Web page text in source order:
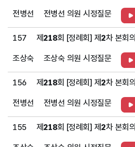
전병선 전병선 의원 시정질문
157 제 218회 [정례회] 제 2차 본회의
조상숙 조상숙 의원 시정질문
156 제 218회 [정례회] 제 2차 본회의
전병선 전병선 의원 시정질문
155 제 218회 [정례회] 제 2차 본회의